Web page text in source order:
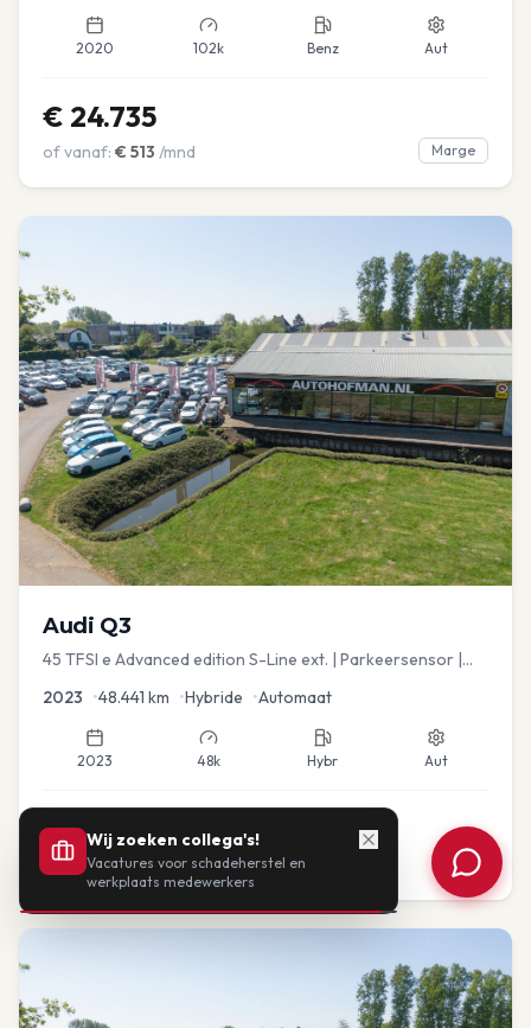
2020 102k Benz Aut
€ 24.735
of vanaf: € 513 /mnd Marge
Audi Q3
45 TFSI e Advanced edition S-Line ext. | Parkeersensor |
2023 •48.441 km •Hybride •Automaat
2023 48k Hybr Aut
€33.435
of vanaf: €693/mnd BTW
Wij zoeken collega's!
Vacatures voor schadeherstel en
werkplaats medewerkers